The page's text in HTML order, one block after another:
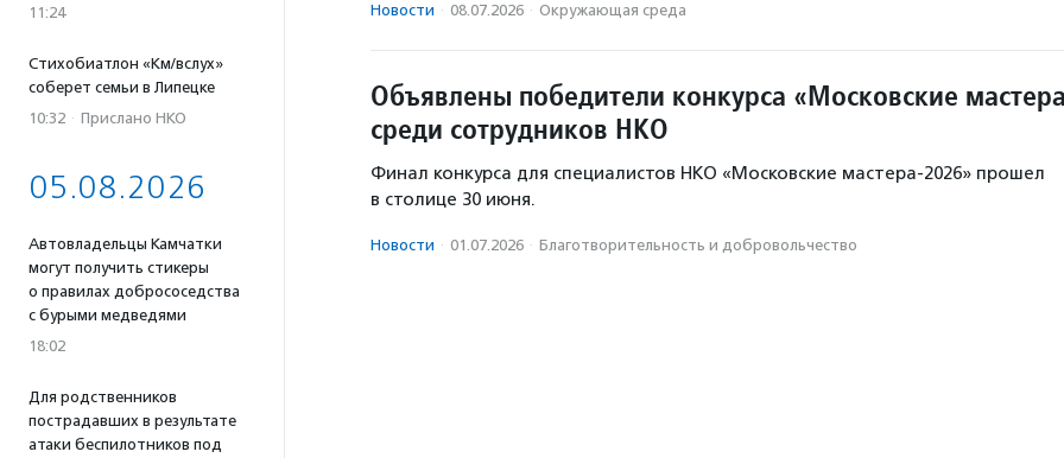
11:24
Стихобиатлон «Км/вслух»
соберет семьи в Липецке
10:32 · Прислано НКО
05.08.2026
Автовладельцы Камчатки
могут получить стикеры
о правилах добрососедства
с бурыми медведями
18:02
Для родственников
пострадавших в результате
атаки беспилотников под
Новости · 08.07.2026 · Окружающая среда
Объявлены победители конкурса «Московские
среди сотрудников НКО
Финал конкурса для специалистов НКО «Московские мастера-2026» прошел
в столице 30 июня.
Новости · 01.07.2026 · Благотвори­тель­ность и доброволь­чест­во